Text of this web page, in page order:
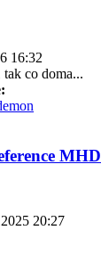
16:32
co doma...
MHD
20:27